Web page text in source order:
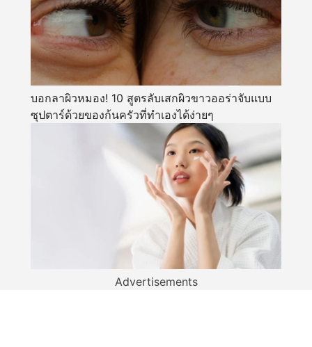
บอกลาผิวหมอง! 10 สูตรลับเสกผิวขาวออร่าจับแบบ
ซุปตาร์ด้วยของก้นครัวที่ทำเองได้ง่ายๆ
Advertisements